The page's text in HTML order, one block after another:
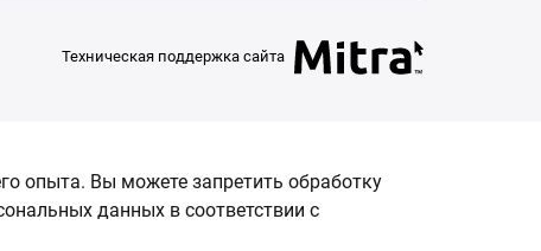
Техническая поддержка сайта
опыта. Вы можете запретить обработку
данных в соответствии с